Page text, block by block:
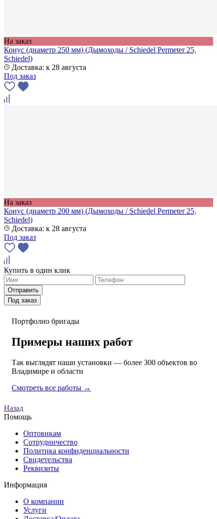
На заказ
Конус (диаметр 250 мм) (Дымоходы / Schiedel Permeter 25,
Schiedel)
Доставка: к 28 августа
Под заказ
На заказ
Конус (диаметр 200 мм) (Дымоходы / Schiedel Permeter 25,
Schiedel)
Доставка: к 28 августа
Под заказ
Купить в один клик
Под заказ
Портфолио бригады
Примеры наших работ
Так выглядят наши установки — более 300 объектов во
Владимире и области
Смотреть все работы →
Назад
Помощь
Оптовикам
Сотрудничество
Политика конфиденциальности
Свидетельства
Реквизиты
Информация
О компании
Услуги